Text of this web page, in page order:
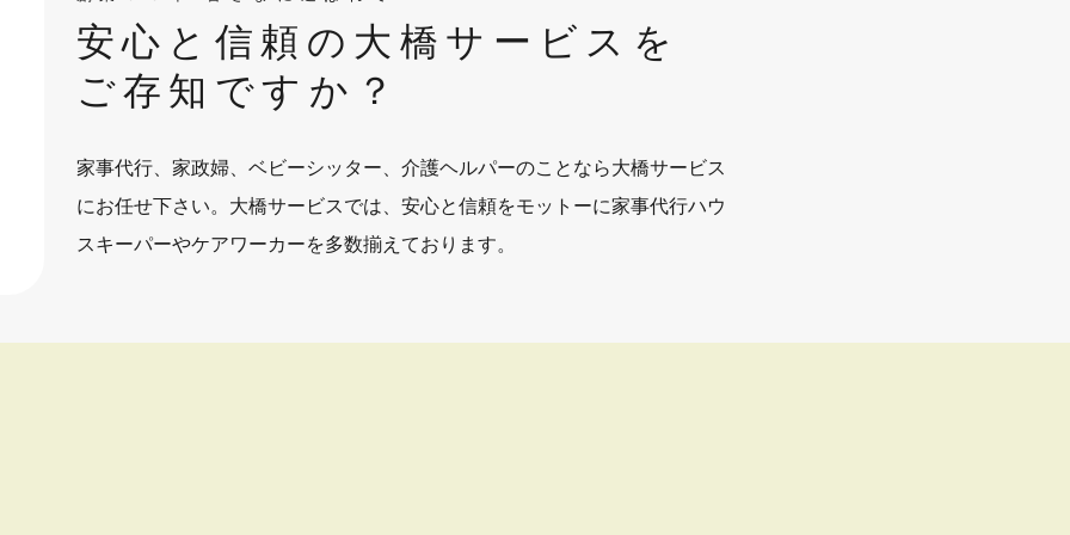
安心と信頼の大橋サービスを
ご存知ですか？
家事代行、家政婦、ベビーシッター、介護ヘルパーのことなら大橋サービス
にお任せ下さい。大橋サービスでは、安心と信頼をモットーに家事代行ハウ
スキーパーやケアワーカーを多数揃えております。